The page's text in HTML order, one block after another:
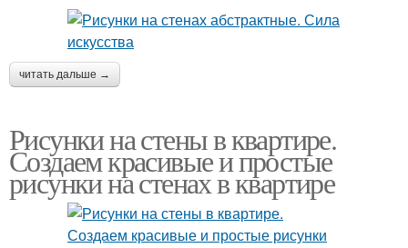
читать дальше →
Рисунки на стены в квартире.
Создаем красивые и простые
рисунки на стенах в квартире